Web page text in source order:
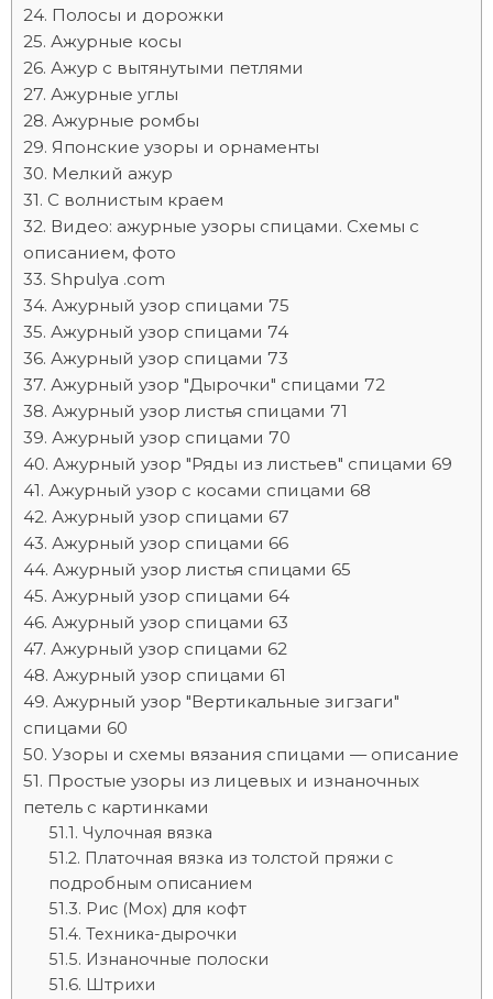
Полосы и дорожки
Ажурные косы
Ажур с вытянутыми петлями
Ажурные углы
Ажурные ромбы
Японские узоры и орнаменты
Мелкий ажур
С волнистым краем
Видео: ажурные узоры спицами. Схемы с
описанием, фото
Shpulya .com
Ажурный узор спицами 75
Ажурный узор спицами 74
Ажурный узор спицами 73
Ажурный узор "Дырочки" спицами 72
Ажурный узор листья спицами 71
Ажурный узор спицами 70
Ажурный узор "Ряды из листьев" спицами 69
Ажурный узор с косами спицами 68
Ажурный узор спицами 67
Ажурный узор спицами 66
Ажурный узор листья спицами 65
Ажурный узор спицами 64
Ажурный узор спицами 63
Ажурный узор спицами 62
Ажурный узор спицами 61
Ажурный узор "Вертикальные зигзаги"
спицами 60
Узоры и схемы вязания спицами — описание
Простые узоры из лицевых и изнаночных
петель с картинками
Чулочная вязка
Платочная вязка из толстой пряжи с
подробным описанием
Рис (Мох) для кофт
Техника-дырочки
Изнаночные полоски
Штрихи